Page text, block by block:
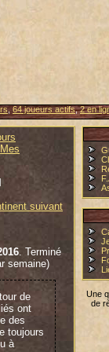
, 64 joueurs actifs,2 en
Mes
suivant
. Terminé
semaine)
de
ont
des
toujours
à
Une
de